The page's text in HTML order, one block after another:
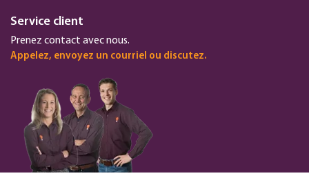
Service client
Prenez contact avec nous.
Appelez, envoyez un courriel ou discutez.